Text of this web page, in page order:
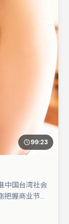
99:23
中国台湾社会
握商业节奏
呼应，适合